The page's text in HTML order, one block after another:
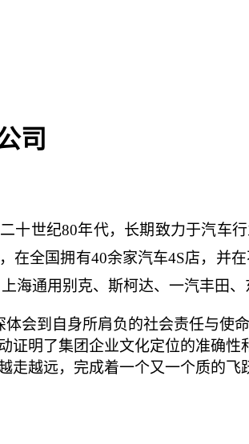
司
十世纪80年代，长期致力于汽车
在全国拥有40余家汽车4S店，并
海通用别克、斯柯达、一汽丰田、
会到自身所肩负的社会责任与使
证明了集团企业文化定位的准确
越远，完成着一个又一个质的飞